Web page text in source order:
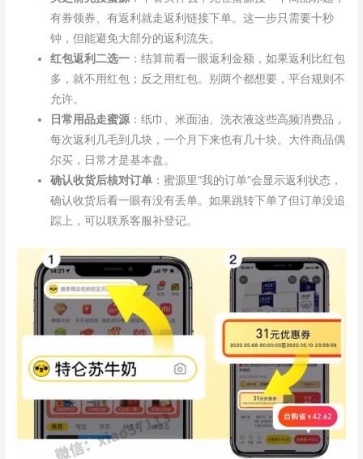
有券领券、有返利就走返利链接下单。这一步只需要十秒
钟，但能避免大部分的返利流失。
红包返利二选一 ：结算前看一眼返利金额，如果返利比红包
多，就不用红包；反之用红包。别两个都想要，平台规则不
允许。
日常用品走蜜源 ：纸巾、米面油、洗衣液这些高频消费品，
每次返利几毛到几块，一个月下来也有几十块。大件商品偶
尔买，日常才是基本盘。
确认收货后核对订单 ：蜜源里”我的订单”会显示返利状态，
确认收货后看一眼有没有丢单。如果跳转下单了但订单没追
踪上，可以联系客服补登记。